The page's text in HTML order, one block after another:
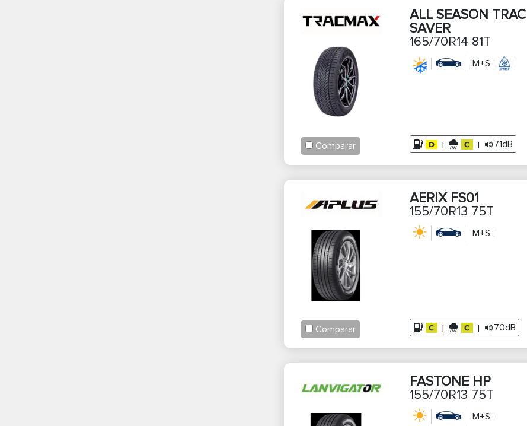
Comparar
ALL SEASON TRAC
SAVER
165/70R14 81T
M+S
| | 71dB
Comparar
AERIX FS01
155/70R13 75T
M+S
| | 70dB
FASTONE HP
155/70R13 75T
M+S